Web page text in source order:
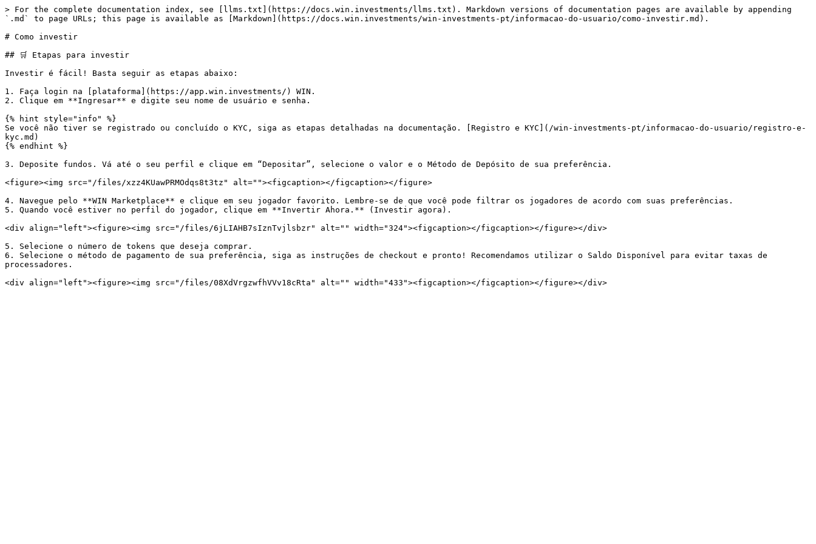
> For the complete documentation index, see [llms.txt](https://docs.win.investments/llms.txt). Markdown versions of documentation pages are available by appending
`.md` to page URLs; this page is available as [Markdown](https://docs.win.investments/win-investments-pt/informacao-do-usuario/como-investir.md).
# Como investir
## 🛒 Etapas para investir
Investir é fácil! Basta seguir as etapas abaixo:
1. Faça login na [plataforma](https://app.win.investments/) WIN.
2. Clique em **Ingresar** e digite seu nome de usuário e senha.
{% hint style="info" %}
Se você não tiver se registrado ou concluído o KYC, siga as etapas detalhadas na documentação. [Registro e KYC](/win-investments-pt/informacao-do-usuario/registro-e-
kyc.md)
{% endhint %}
3. Deposite fundos. Vá até o seu perfil e clique em “Depositar”, selecione o valor e o Método de Depósito de sua preferência.
<figure><img src="/files/xzz4KUawPRMOdqs8t3tz" alt=""><figcaption></figcaption></figure>
4. Navegue pelo **WIN Marketplace** e clique em seu jogador favorito. Lembre-se de que você pode filtrar os jogadores de acordo com suas preferências.
5. Quando você estiver no perfil do jogador, clique em **Invertir Ahora.** (Investir agora).
<div align="left"><figure><img src="/files/6jLIAHB7sIznTvjlsbzr" alt="" width="324"><figcaption></figcaption></figure></div>
5. Selecione o número de tokens que deseja comprar.
6. Selecione o método de pagamento de sua preferência, siga as instruções de checkout e pronto! Recomendamos utilizar o Saldo Disponível para evitar taxas de
processadores.